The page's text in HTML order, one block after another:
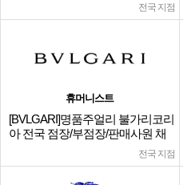
전국 지점
휴머니스트
[BVLGARI]명품주얼리 불가리코리
아 전국 점장/부점장/판매사원 채
전국 지점